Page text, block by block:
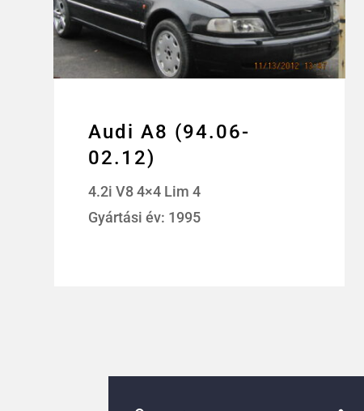
Audi A8 (94.06-
02.12)
4.2i V8 4×4 Lim 4
Gyártási év: 1995